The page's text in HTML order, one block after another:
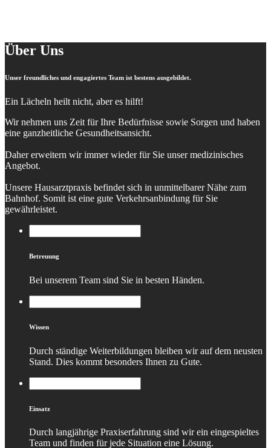
Über Uns
Unser freundliches und engagiertes Team ist bestens ausgebildet.
Ein Lächeln heilt nicht, aber es hilft!
Wir nehmen uns Zeit für Ihre Bedürfnisse sowie Sorgen und haben
eine ganzheitliche Gesundheitsansicht.
Daher erweitern wir immer wieder für Sie unser medizinisches
Angebot.
Unsere Hausarztpraxis befindet sich in unmittelbarer Nähe zum
Bahnhof. Somit ist eine gute Verkehrsanbindung für Sie
gewährleistet.
Betreuung
Bei unserem Team sind Sie in besten Händen.
Wissen
Durch ständige Weiterbildungen bleiben wir auf dem neusten
Stand. Dies kommt besonders Ihnen zu Gute.
Einsatz
Durch langjährige Praxiserfahrung sind wir ein eingespieltes
Team und finden für jede Situation eine Lösung.